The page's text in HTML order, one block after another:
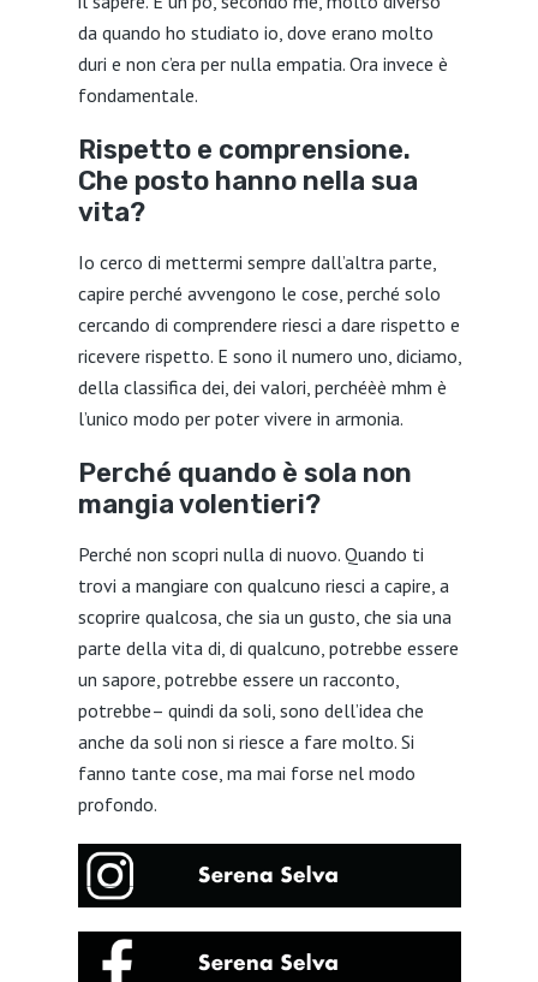
da quando ho studiato io, dove erano molto
duri e non c’era per nulla empatia. Ora invece è
fondamentale.
Rispetto e comprensione.
Che posto hanno nella sua
vita?
Io cerco di mettermi sempre dall’altra parte,
capire perché avvengono le cose, perché solo
cercando di comprendere riesci a dare rispetto e
ricevere rispetto. E sono il numero uno, diciamo,
della classifica dei, dei valori, perchéèè mhm è
l’unico modo per poter vivere in armonia.
Perché quando è sola non
mangia volentieri?
Perché non scopri nulla di nuovo. Quando ti
trovi a mangiare con qualcuno riesci a capire, a
scoprire qualcosa, che sia un gusto, che sia una
parte della vita di, di qualcuno, potrebbe essere
un sapore, potrebbe essere un racconto,
potrebbe– quindi da soli, sono dell’idea che
anche da soli non si riesce a fare molto. Si
fanno tante cose, ma mai forse nel modo
profondo.